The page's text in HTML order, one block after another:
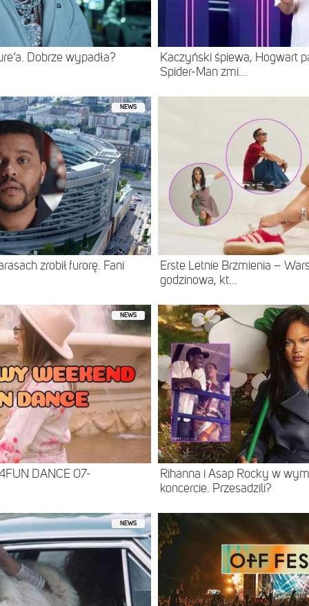
Dobrze wypadła?
Kaczyński śpiewa, Hogwart
Spider-Man zmi...
NEWS
zrobił furorę. Fani
Erste Letnie Brzmienia –
godzinowa, kt...
NEWS
DANCE 07-
Rihanna i Asap Rocky w
koncercie. Przesadzili?
NEWS